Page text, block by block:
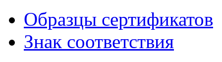
Образцы сертификатов
Знак соответствия